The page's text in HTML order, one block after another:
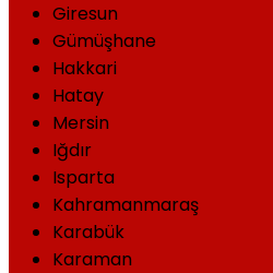
Giresun
Gümüşhane
Hakkari
Hatay
Mersin
Iğdır
Isparta
Kahramanmaraş
Karabük
Karaman